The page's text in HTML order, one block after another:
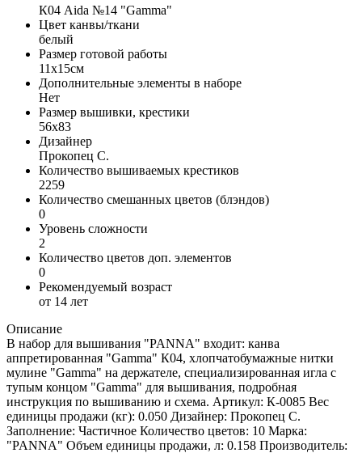
К04 Aida №14 "Gamma"
Цвет канвы/ткани
белый
Размер готовой работы
11x15см
Дополнительные элементы в наборе
Нет
Размер вышивки, крестики
56x83
Дизайнер
Прокопец С.
Количество вышиваемых крестиков
2259
Количество смешанных цветов (блэндов)
0
Уровень сложности
2
Количество цветов доп. элементов
0
Рекомендуемый возраст
от 14 лет
Описание
В набор для вышивания "PANNA" входит: канва
аппретированная "Gamma" К04, хлопчатобумажные нитки
мулине "Gamma" на держателе, специализированная игла с
тупым концом "Gamma" для вышивания, подробная
инструкция по вышиванию и схема. Артикул: К-0085 Вес
единицы продажи (кг): 0.050 Дизайнер: Прокопец С.
Заполнение: Частичное Количество цветов: 10 Марка:
"PANNA" Объем единицы продажи, л: 0.158 Производитель: